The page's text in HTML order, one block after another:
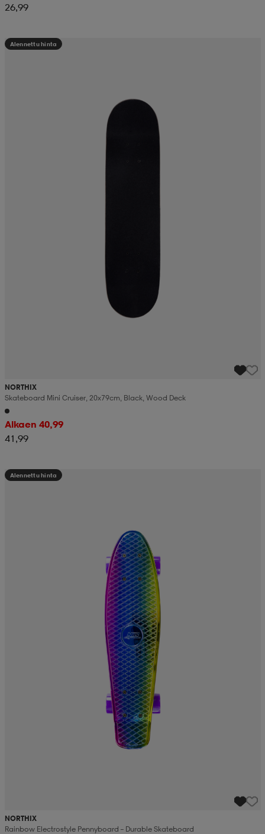
26,99
Alennettu hinta
NORTHIX
Skateboard Mini Cruiser, 20x79cm, Black, Wood Deck
Alkaen 40,99
41,99
Alennettu hinta
NORTHIX
Rainbow Electrostyle Pennyboard – Durable Skateboard